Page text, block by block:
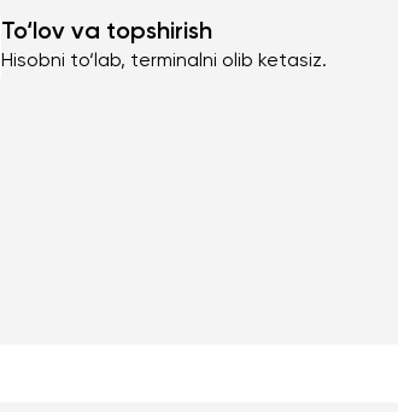
To‘lov va topshirish
Hisobni to‘lab, terminalni olib ketasiz.